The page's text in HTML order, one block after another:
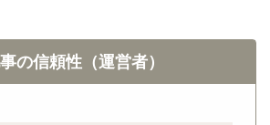
の信頼性（運営者）